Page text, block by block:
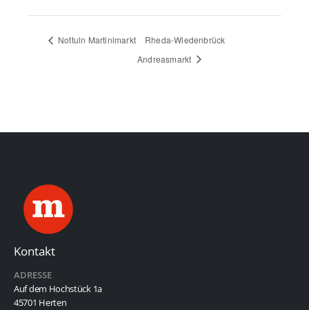
Nottuln Martinimarkt
Rheda-Wiedenbrück
Andreasmarkt
Kontakt
ADRESSE
Auf dem Hochstück 1a
45701 Herten